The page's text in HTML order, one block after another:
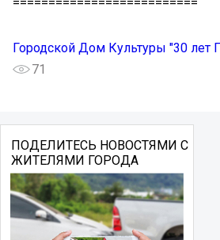
Городской Дом Культуры "30 лет
71
ПОДЕЛИТЕСЬ НОВОСТЯМИ С
ЖИТЕЛЯМИ ГОРОДА